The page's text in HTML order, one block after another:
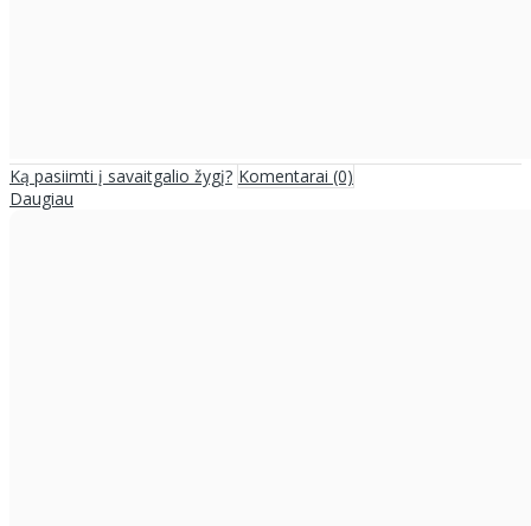
Ką pasiimti į savaitgalio žygį? Komentarai (0)
Daugiau